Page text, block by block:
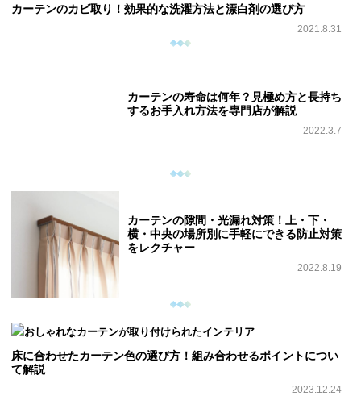
カーテンのカビ取り！効果的な洗濯方法と漂白剤の選び方
2021.8.31
カーテンの寿命は何年？見極め方と長持ち
するお手入れ方法を専門店が解説
2022.3.7
カーテンの隙間・光漏れ対策！上・下・
横・中央の場所別に手軽にできる防止対策
をレクチャー
2022.8.19
床に合わせたカーテン色の選び方！組み合わせるポイントについ
て解説
2023.12.24